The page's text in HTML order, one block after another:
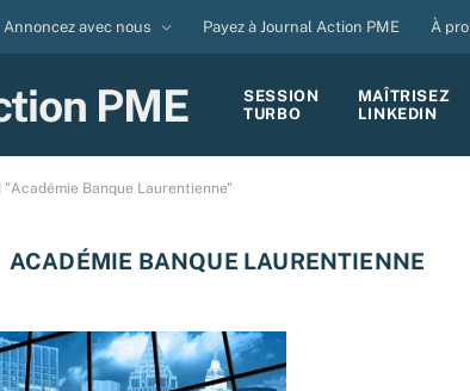
Annoncez avec nous Payez à Journal Action PME À
SESSION
TURBO
MAÎTRISEZ
LINKEDIN
"Académie Banque Laurentienne"
ACADÉMIE BANQUE LAURENTIENNE